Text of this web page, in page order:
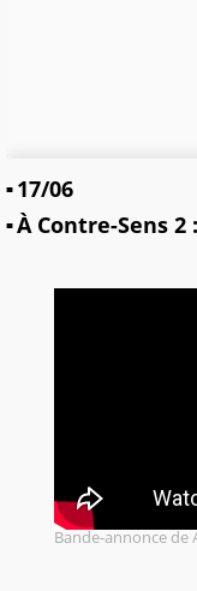
17/06
À Contre-Sens 2
Bande-annonce de